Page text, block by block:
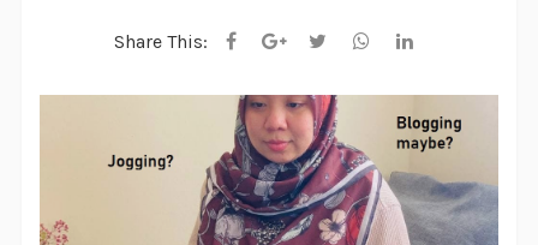
Share This: